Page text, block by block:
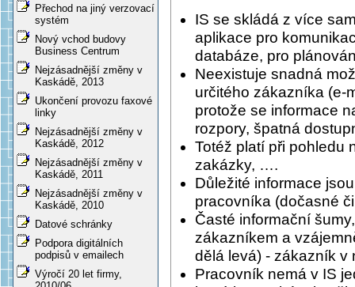
Přechod na jiný verzovací
systém
Nový vchod budovy
Business Centrum
Nejzásadnější změny v
Kaskádě, 2013
Ukončení provozu faxové
linky
Nejzásadnější změny v
Kaskádě, 2012
Nejzásadnější změny v
Kaskádě, 2011
Nejzásadnější změny v
Kaskádě, 2010
Datové schránky
Podpora digitálních
podpisů v emailech
Výročí 20 let firmy,
IS se skládá z více
aplikace pro
databáze, pro
Neexistuje snadná
určitého zákazníka (e-
protože se informace
rozpory, špatná
Totéž platí při pohledu
zakázky, ….
Důležité informace
pracovníka (dočasné
Časté informační
zákazníkem a
dělá levá) - zákazník v
Pracovník nemá v IS